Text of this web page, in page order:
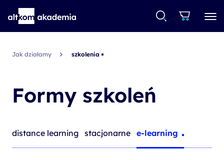
Jak działamy szkolenia
Formy szkoleń
distance learning stacjonarne e-learning